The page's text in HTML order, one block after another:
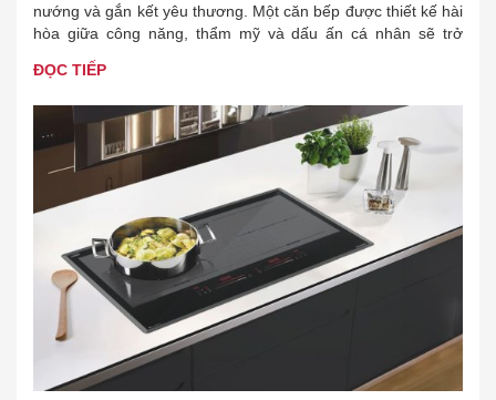
nướng và gắn kết yêu thương. Một căn bếp được thiết kế hài
hòa giữa công năng, thẩm mỹ và dấu ấn cá nhân sẽ trở
ĐỌC TIẾP